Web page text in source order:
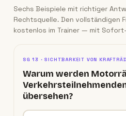
Sechs Beispiele mit richtiger
Rechtsquelle. Den vollständigen
kostenlos im Trainer — mit
SG13 · SICHTBARKEIT VON
Warum werden
übersehen?